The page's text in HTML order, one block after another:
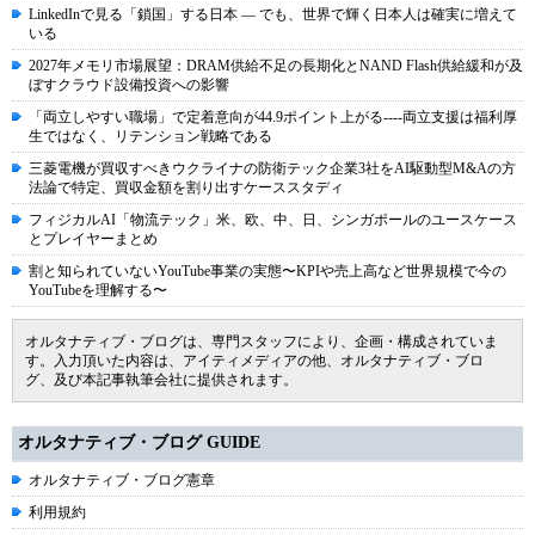
LinkedInで見る「鎖国」する日本 ― でも、世界で輝く日本人は確実に増えて
いる
2027年メモリ市場展望：DRAM供給不足の長期化とNAND Flash供給緩和が及
ぼすクラウド設備投資への影響
「両立しやすい職場」で定着意向が44.9ポイント上がる----両立支援は福利厚
生ではなく、リテンション戦略である
三菱電機が買収すべきウクライナの防衛テック企業3社をAI駆動型M&Aの方
法論で特定、買収金額を割り出すケーススタディ
フィジカルAI「物流テック」米、欧、中、日、シンガポールのユースケース
とプレイヤーまとめ
割と知られていないYouTube事業の実態〜KPIや売上高など世界規模で今の
YouTubeを理解する〜
オルタナティブ・ブログは、専門スタッフにより、企画・構成されていま
す。入力頂いた内容は、アイティメディアの他、オルタナティブ・ブロ
グ、及び本記事執筆会社に提供されます。
オルタナティブ・ブログ GUIDE
オルタナティブ・ブログ憲章
利用規約